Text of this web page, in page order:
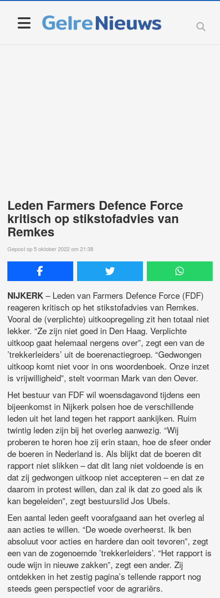
Leden Farmers Defence Force
kritisch op stikstofadvies van
Remkes
Gepost op 5 oktober 2022 om 21:38
NIJKERK – Leden van Farmers Defence Force (FDF)
reageren kritisch op het stikstofadvies van Remkes.
Vooral de (verplichte) uitkoopregeling zit hen totaal niet
lekker. “Ze zijn niet goed in Den Haag. Verplichte
uitkoop gaat helemaal nergens over”, zegt een van de
’trekkerleiders’ uit de boerenactiegroep. “Gedwongen
uitkoop komt niet voor in ons woordenboek. Onze inzet
is vrijwilligheid”, stelt voorman Mark van den Oever.
Het bestuur van FDF wil woensdagavond tijdens een
bijeenkomst in Nijkerk polsen hoe de verschillende
leden uit het land tegen het rapport aankijken. Ruim
twintig leden zijn bij het overleg aanwezig. “Wij
proberen te horen hoe zij erin staan, hoe de sfeer onder
de boeren in Nederland is. Als blijkt dat de boeren dit
rapport niet slikken – dat dit lang niet voldoende is en
dat zij gedwongen uitkoop niet accepteren – en dat ze
daarom in protest willen, dan zal ik dat zo goed als ik
kan begeleiden”, zegt bestuurslid Jos Ubels.
Een aantal leden geeft voorafgaand aan het overleg al
aan acties te willen. “De woede overheerst. Ik ben
absoluut voor acties en hardere dan ooit tevoren”, zegt
een van de zogenoemde ’trekkerleiders’. “Het rapport is
oude wijn in nieuwe zakken”, zegt een ander. Zij
ontdekken in het zestig pagina’s tellende rapport nog
steeds geen perspectief voor de agrariërs.